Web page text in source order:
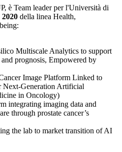
è Team leader per l'Università di
della linea Health,
Multiscale Analytics to support
prognosis, Empowered by
Image Platform Linked to
Next-Generation Artificial
in Oncology)
integrating imaging data and
through prostate cancer’s
the lab to market transition of AI